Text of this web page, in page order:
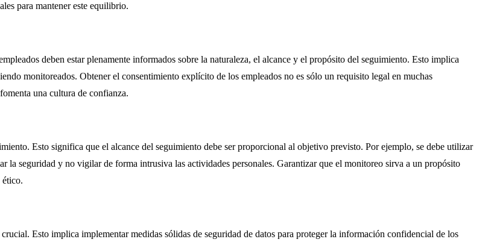
para mantener este equilibrio.
deben estar plenamente informados sobre la naturaleza, el alcance y el propósito del seguimiento. Esto implica
monitoreados. Obtener el consentimiento explícito de los empleados no es sólo un requisito legal en muchas
una cultura de confianza.
Esto significa que el alcance del seguimiento debe ser proporcional al objetivo previsto. Por ejemplo, se debe utilizar
la seguridad y no vigilar de forma intrusiva las actividades personales. Garantizar que el monitoreo sirva a un propósito
Esto implica implementar medidas sólidas de seguridad de datos para proteger la información confidencial de los